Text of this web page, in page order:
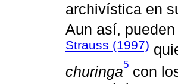
archivística en
Aun así,
Strauss (1997)
churinga5 con